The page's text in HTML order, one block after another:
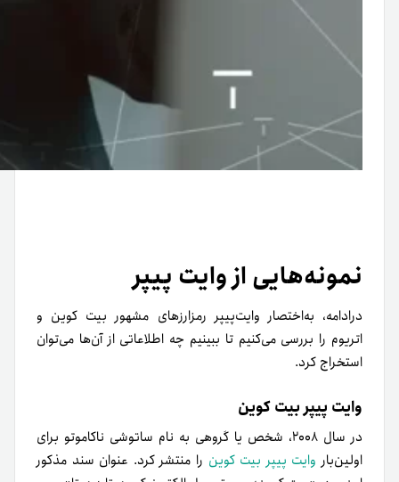
نمونه‌هایی از وایت پیپر
در‌ادامه، به‌اختصار وایت‌پیپر رمزارزهای مشهور بیت کوین و
اتریوم را بررسی می‌کنیم تا ببینیم چه اطلاعاتی از آن‌ها می‌توان
استخراج کرد.
وایت پیپر بیت کوین
در سال ۲۰۰۸، شخص یا گروهی به نام ساتوشی ناکاموتو برای
اولین‌بار وایت پیپر بیت کوین را منتشر کرد. عنوان سند مذکور